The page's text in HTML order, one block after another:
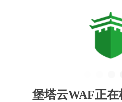
堡塔云WAF正在